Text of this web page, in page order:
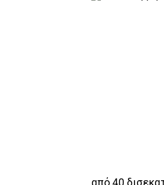
από 40